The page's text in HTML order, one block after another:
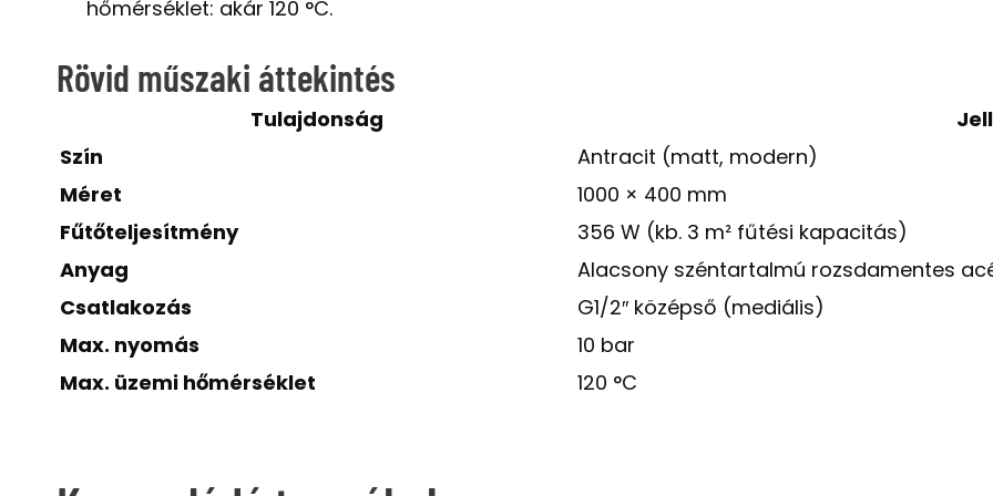
hőmérséklet: akár 120 °C.
Rövid műszaki áttekintés
Tulajdonság
Szín
Antracit (matt, modern)
Méret
1000 × 400 mm
Fűtőteljesítmény
356 W (kb. 3 m² fűtési kapacitás)
Anyag
Alacsony széntartalmú rozsdamentes
Csatlakozás
G1/2″ középső (mediális)
Max. nyomás
10 bar
Max. üzemi hőmérséklet
120 °C